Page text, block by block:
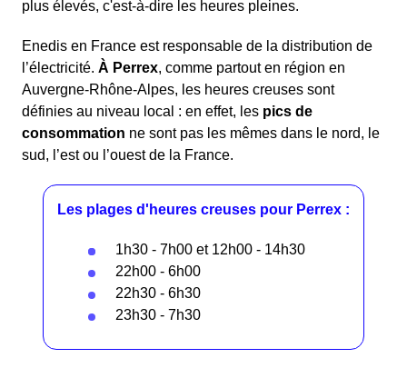
plus élevés, c'est-à-dire les heures pleines.
Enedis en France est responsable de la distribution de
l’électricité. À Perrex, comme partout en région en
Auvergne-Rhône-Alpes, les heures creuses sont
définies au niveau local : en effet, les pics de
consommation ne sont pas les mêmes dans le nord, le
sud, l’est ou l’ouest de la France.
Les plages d'heures creuses pour Perrex :
1h30 - 7h00 et 12h00 - 14h30
22h00 - 6h00
22h30 - 6h30
23h30 - 7h30